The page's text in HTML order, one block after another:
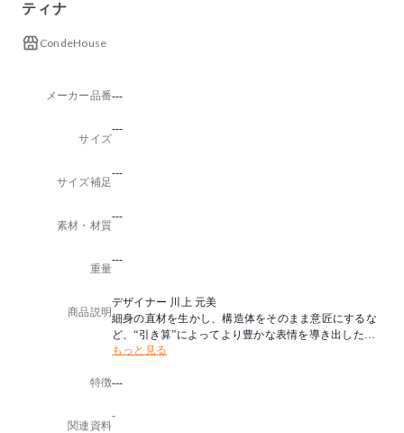
ティナ
CondeHouse
メーカー品番---
サイズ
---
サイズ補足
---
素材・材質
---
重量
---
商品説明
デザイナー 川上 元美
細身の直材を生かし、構造体をそのまま意匠にするな
ど、“引き算”によってより豊かな表情を導き出したシ
リーズ。
日本の伝統技術に立脚した木の文化の佇まいをイメー
職人が見極めた個性的な木目、脚部フレームの色のコ
もっと見る
特徴---
関連資料
-